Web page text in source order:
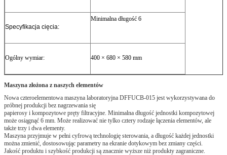
Specyfikacja cięcia:
Minimalna długość 6
Ogólny wymiar: 400 × 680 × 580 mm
Maszyna złożona z naszych elementów
Nowa czteroelementowa maszyna laboratoryjna DFFUCB-015 jest wykorzystywana do
próbnej produkcji bez nagrzewania się
papierosy i kompozytowe pręty filtracyjne. Minimalna długość jednostki kompozytowej
może osiągnąć 6 mm. Może realizować nie tylko cztery rodzaje łączenia elementów, ale
także trzy i dwa elementy.
Maszyna przyjmuje w pełni cyfrową technologię sterowania, a długość każdej jednostki
można zmienić, dostosowując parametry na ekranie dotykowym bez zmiany części.
Jakość produktu i szybkość produkcji są znacznie wyższe niż produkty zagraniczne.